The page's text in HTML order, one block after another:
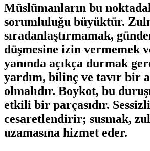
Müslümanların bu
sorumluluğu büyüktür.
sıradanlaştırmamak,
düşmesine izin vermemek
yanında açıkça durmak
yardım, bilinç ve tavır bir
olmalıdır. Boykot, bu
etkili bir parçasıdır.
cesaretlendirir; susmak,
uzamasına hizmet eder.